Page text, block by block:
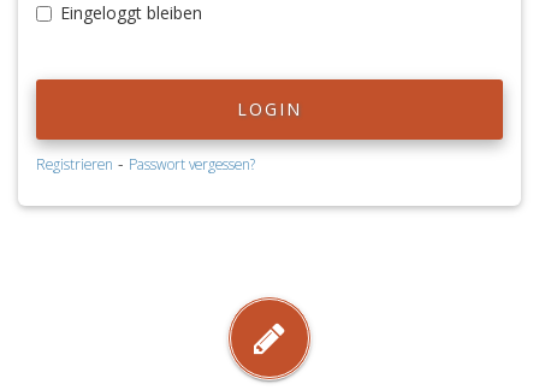
Eingeloggt bleiben
LOGIN
Registrieren - Passwort vergessen?